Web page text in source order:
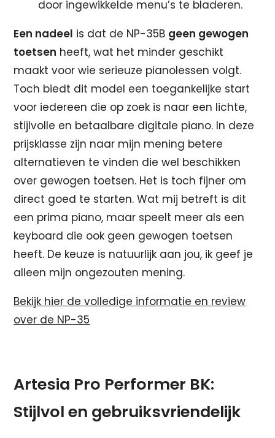
door ingewikkelde menu’s te bladeren.
Een nadeel is dat de NP-35B geen gewogen
toetsen heeft, wat het minder geschikt
maakt voor wie serieuze pianolessen volgt.
Toch biedt dit model een toegankelijke start
voor iedereen die op zoek is naar een lichte,
stijlvolle en betaalbare digitale piano. In deze
prijsklasse zijn naar mijn mening betere
alternatieven te vinden die wel beschikken
over gewogen toetsen. Het is toch fijner om
direct goed te starten. Wat mij betreft is dit
een prima piano, maar speelt meer als een
keyboard die ook geen gewogen toetsen
heeft. De keuze is natuurlijk aan jou, ik geef je
alleen mijn ongezouten mening.
Bekijk hier de volledige informatie en review
over de NP-35
Artesia Pro Performer BK:
Stijlvol en gebruiksvriendelijk